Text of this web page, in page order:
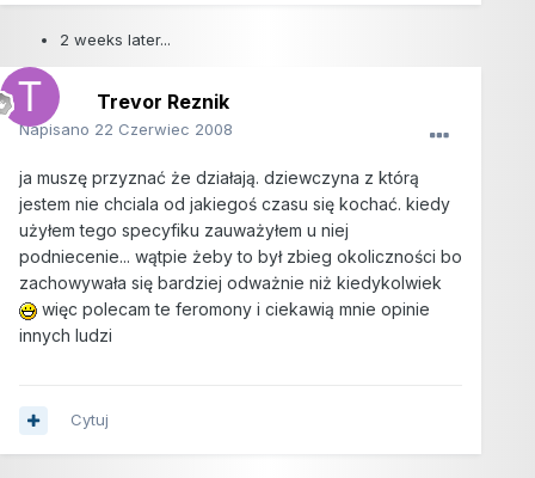
2 weeks later...
Trevor Reznik
Napisano 22 Czerwiec 2008
ja muszę przyznać że działają. dziewczyna z którą
jestem nie chciala od jakiegoś czasu się kochać. kiedy
użyłem tego specyfiku zauważyłem u niej
podniecenie... wątpie żeby to był zbieg okoliczności bo
zachowywała się bardziej odważnie niż kiedykolwiek
więc polecam te feromony i ciekawią mnie opinie
innych ludzi
Cytuj